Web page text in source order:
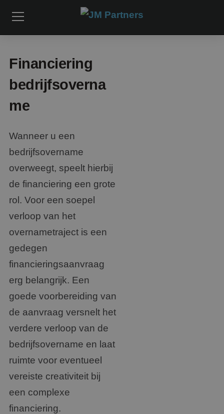
Financiering
bedrijfsoverna
me
Wanneer u een
bedrijfsovername
overweegt, speelt hierbij
de financiering een grote
rol. Voor een soepel
verloop van het
overnametraject is een
gedegen
financieringsaanvraag
erg belangrijk. Een
goede voorbereiding van
de aanvraag versnelt het
verdere verloop van de
bedrijfsovername en laat
ruimte voor eventueel
vereiste creativiteit bij
een complexe
financiering.